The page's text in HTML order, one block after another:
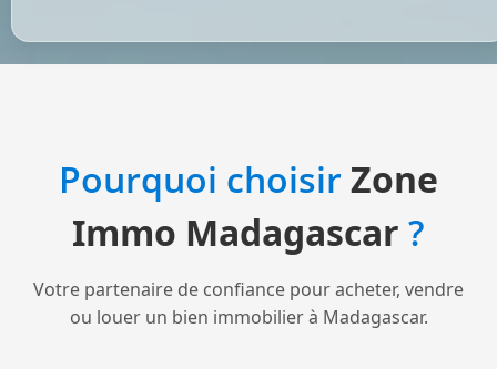
Pourquoi choisirZone
Immo Madagascar ?
Votre partenaire de confiance pour acheter, vendre
ou louer un bien immobilier à Madagascar.